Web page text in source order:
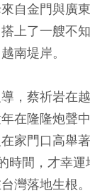
自金門與廣
上了一艘不
南堤岸。
，蔡祈岩在
在隆隆炮聲
家門口高舉
時間，才幸
灣落地生根。